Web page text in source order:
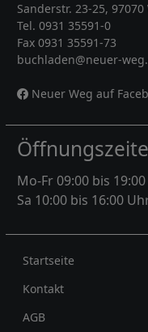
Sanderstr. 23-25,
Tel. 0931 35591-0
Fax 0931 35591-73
buchladen@neuer-
Neuer Weg auf
Mo-Fr 09:00 bis
Sa 10:00 bis 16:00
Rechtliches
Startseite
Kontakt
AGB